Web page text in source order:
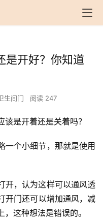
是开好？你知道
生间门 阅读 247
是开着还是关着吗？
一个小细节，那就是使用
开，认为这样可以通风透
开门还可以增加通风，减
这种想法是错误的。